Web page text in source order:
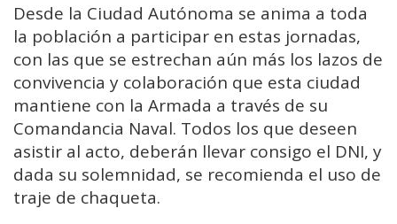
Desde la Ciudad Autónoma se anima a toda
la población a participar en estas jornadas,
con las que se estrechan aún más los lazos de
convivencia y colaboración que esta ciudad
mantiene con la Armada a través de su
Comandancia Naval. Todos los que deseen
asistir al acto, deberán llevar consigo el DNI, y
dada su solemnidad, se recomienda el uso de
traje de chaqueta.